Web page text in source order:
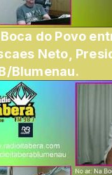
do Povo
Neto,
Blumenau.